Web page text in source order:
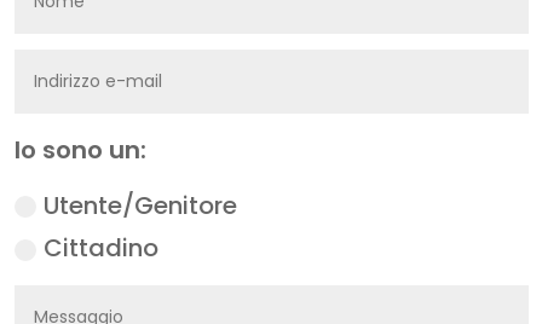
Io sono un:
Utente/Genitore
Cittadino